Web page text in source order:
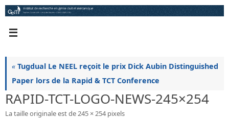
Passer
au
« Tugdual Le NEEL reçoit le prix Dick Aubin Distinguished
Paper lors de la Rapid & TCT Conference
RAPID-TCT-LOGO-NEWS-245×254
La taille originale est de245 × 254 pixels